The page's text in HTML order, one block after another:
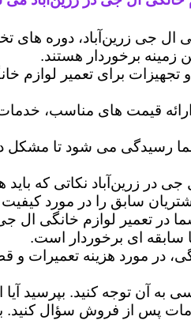
جی زرین‌آباد، دوره های
زمینه برخوردار هستند.
و تجهیزات برای تعمیر لوازم
قیمت های مناسب، خدمات
می شود تا مشکل
در زرین‌آباد نکاتی که
سابق را در مورد
در تعمیر لوازم خانگی
ای برخوردار است.
در مورد هزینه تعمیرات
آن توجه کنید. بپرسید آیا
از فروش سؤال کنید.